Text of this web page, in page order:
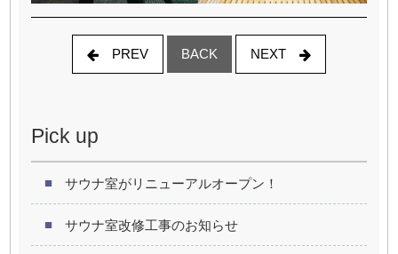
PREV BACK NEXT
Pick up
サウナ室がリニューアルオープン！
サウナ室改修工事のお知らせ